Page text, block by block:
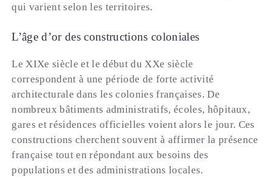
qui varient selon les territoires.
L’âge d’or des constructions coloniales
Le XIXe siècle et le début du XXe siècle
correspondent à une période de forte activité
architecturale dans les colonies françaises. De
nombreux bâtiments administratifs, écoles, hôpitaux,
gares et résidences officielles voient alors le jour. Ces
constructions cherchent souvent à affirmer la présence
française tout en répondant aux besoins des
populations et des administrations locales.